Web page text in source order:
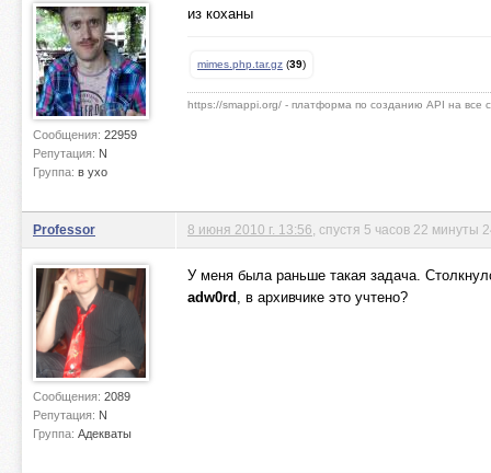
Сообщения: 22959
Репутация: N
Группа: в ухо
из коханы
mimes.php.tar.gz (39)
https://smappi.org/ - платформа по созданию API на все
Professor
Сообщения: 2089
Репутация: N
Группа: Адекваты
8 июня 2010 г. 13:56 , спустя 5 часов 22 минуты
У меня была раньше такая задача.
adw0rd , в архивчике это учтено?